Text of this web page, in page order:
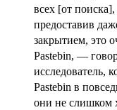
всех [от
предоставив
закрытием, это
Pastebin, —
исследователь,
Pastebin в
они не слишком